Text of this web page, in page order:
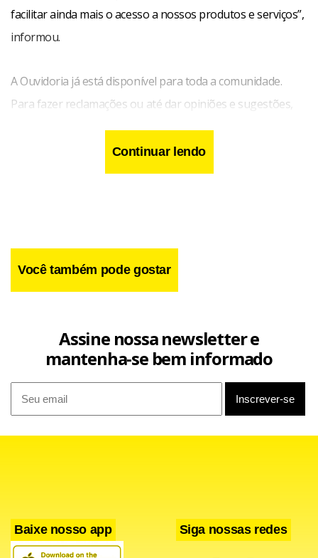
facilitar ainda mais o acesso a nossos produtos e serviços”,
informou.
A Ouvidoria já está disponível para toda a comunidade.
Para fazer reclamações ou até dar opiniões e sugestões,
basta entrar em contato com o ouvidor Paulo Alceu por
meio do número 3325.2433. O atendimento poderá ser
feito de forma presencial na secretaria, que fica na ala
Saiba mais sobre SDET
Continuar lendo
Você também pode gostar
Assine nossa newsletter e
mantenha-se bem informado
Baixe nosso app Siga nossas redes